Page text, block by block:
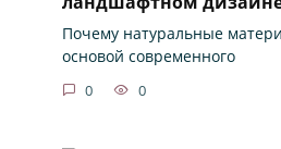
Почему натуральные
основой современного
0 0